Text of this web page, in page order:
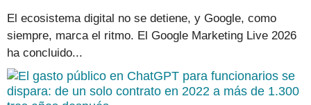
El ecosistema digital no se detiene, y Google, como
siempre, marca el ritmo. El Google Marketing Live 2026
ha concluido...